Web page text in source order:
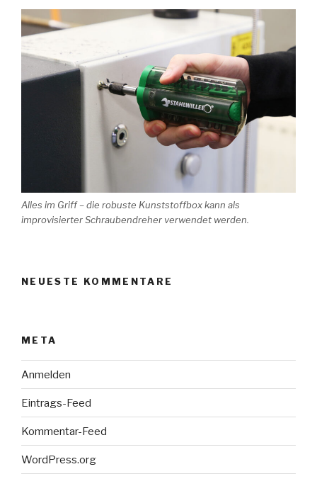
Alles im Griff – die robuste Kunststoffbox kann als
improvisierter Schraubendreher verwendet werden.
NEUESTE KOMMENTARE
META
Anmelden
Eintrags-Feed
Kommentar-Feed
WordPress.org